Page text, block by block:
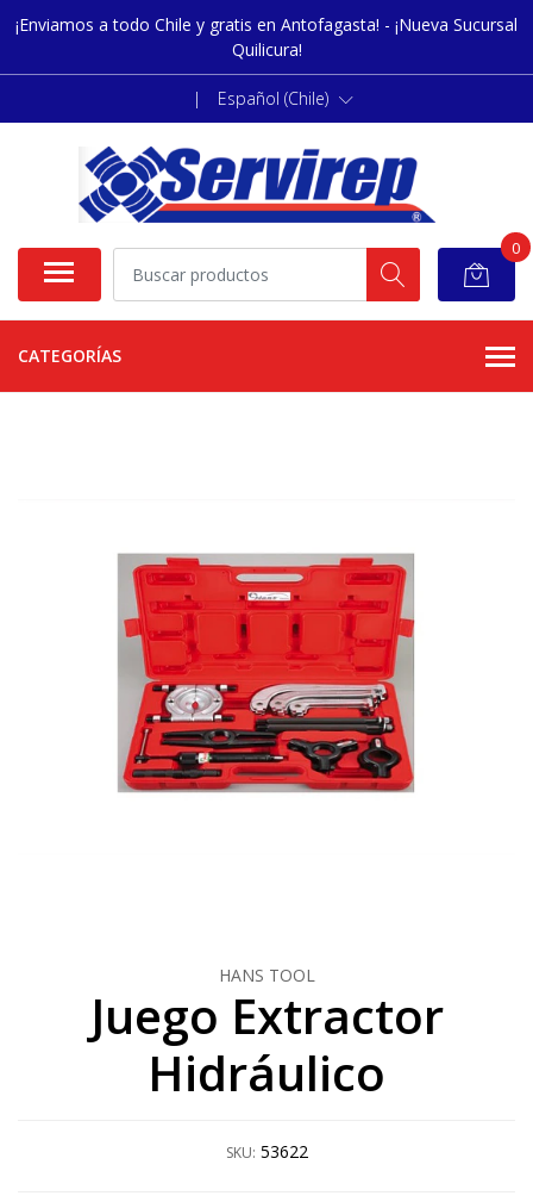
¡Enviamos a todo Chile y gratis en Antofagasta! - ¡Nueva Sucursal
Quilicura!
| Español (Chile)
0
CATEGORÍAS
HANS TOOL
Juego Extractor
Hidráulico
SKU: 53622